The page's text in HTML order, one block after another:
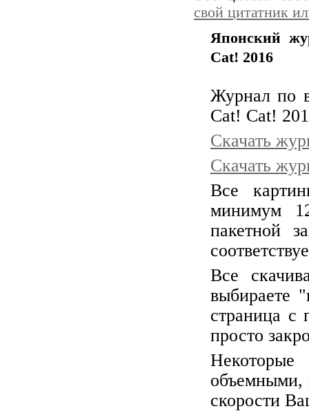
свой цитатник
Японский
Cat! 2016
Журнал по
Cat! Cat!
Скачать
Скачать
Все
минимум
пакетной
Все
выбираете
страница с
просто
объемными,
скорости